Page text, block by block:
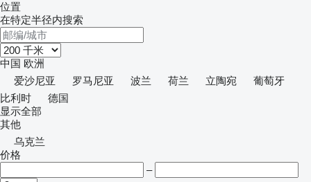
位置
在特定半径内搜索
中国 欧洲
爱沙尼亚
罗马尼亚 波兰 荷兰 立陶宛
葡萄牙
比利时
德国
显示全部
其他
乌克兰
价格
–